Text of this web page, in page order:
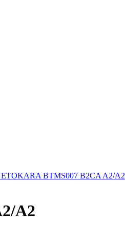
BTMS007 B2CA A2/A2
A2